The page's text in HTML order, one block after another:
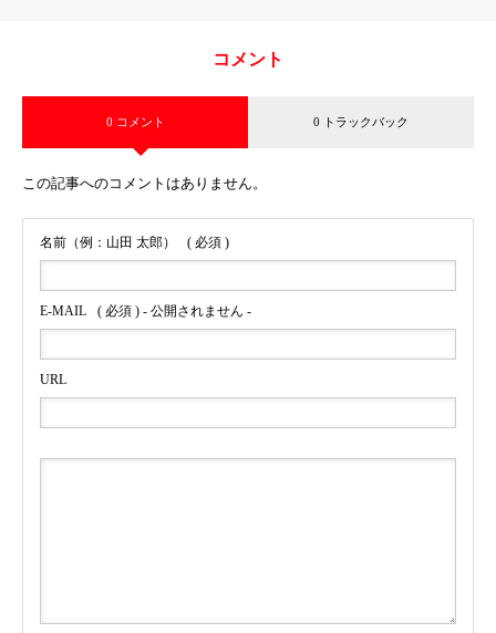
コメント
0 コメント 0 トラックバック
この記事へのコメントはありません。
名前（例：山田 太郎） ( 必須 )
E-MAIL ( 必須 ) - 公開されません -
URL